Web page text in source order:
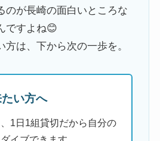
のが長崎の面白いところな
ですよね😊
方は、下から次の一歩を。
い方へ
1日1組貸切だから自分の